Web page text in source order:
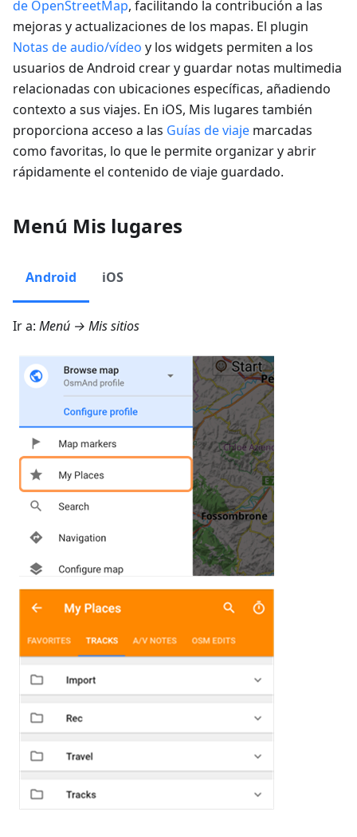
de OpenStreetMap, facilitando la contribución a las
mejoras y actualizaciones de los mapas. El plugin
Notas de audio/vídeo y los widgets permiten a los
usuarios de Android crear y guardar notas multimedia
relacionadas con ubicaciones específicas, añadiendo
contexto a sus viajes. En iOS, Mis lugares también
proporciona acceso a las Guías de viaje marcadas
como favoritas, lo que le permite organizar y abrir
rápidamente el contenido de viaje guardado.
Menú Mis lugares
Android iOS
Ir a: Menú → Mis sitios